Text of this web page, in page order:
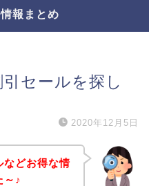
報まとめ
セールを探し
2020年12月5日
などお得な情
～♪